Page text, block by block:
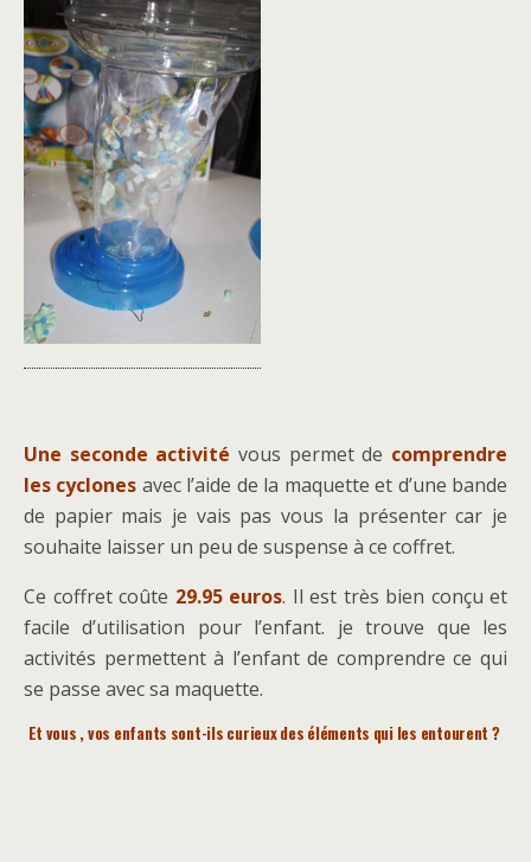
Une seconde activité vous permet de comprendre
les cyclones avec l’aide de la maquette et d’une bande
de papier mais je vais pas vous la présenter car je
souhaite laisser un peu de suspense à ce coffret.
Ce coffret coûte 29.95 euros. Il est très bien conçu et
facile d’utilisation pour l’enfant. je trouve que les
activités permettent à l’enfant de comprendre ce qui
se passe avec sa maquette.
Et vous , vos enfants sont-ils curieux des éléments qui les entourent ?